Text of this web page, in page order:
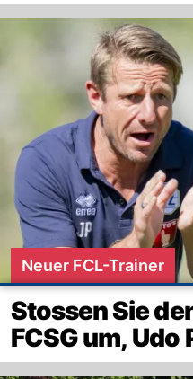
Neuer FCL-Trainer
Stossen Sie
FCSG um,